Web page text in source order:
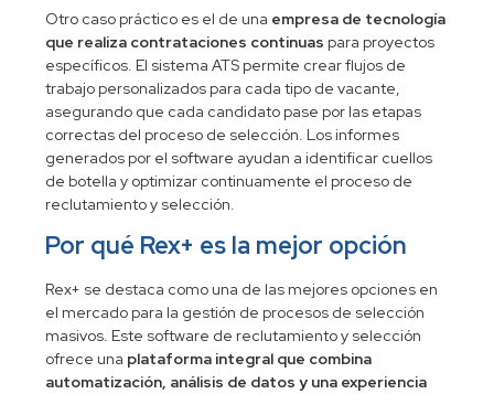
Otro caso práctico es el de una empresa de tecnología
que realiza contrataciones continuas para proyectos
específicos. El sistema ATS permite crear flujos de
trabajo personalizados para cada tipo de vacante,
asegurando que cada candidato pase por las etapas
correctas del proceso de selección. Los informes
generados por el software ayudan a identificar cuellos
de botella y optimizar continuamente el proceso de
reclutamiento y selección.
Por qué Rex+ es la mejor opción
Rex+ se destaca como una de las mejores opciones en
el mercado para la gestión de procesos de selección
masivos. Este software de reclutamiento y selección
ofrece una plataforma integral que combina
automatización, análisis de datos y una experiencia